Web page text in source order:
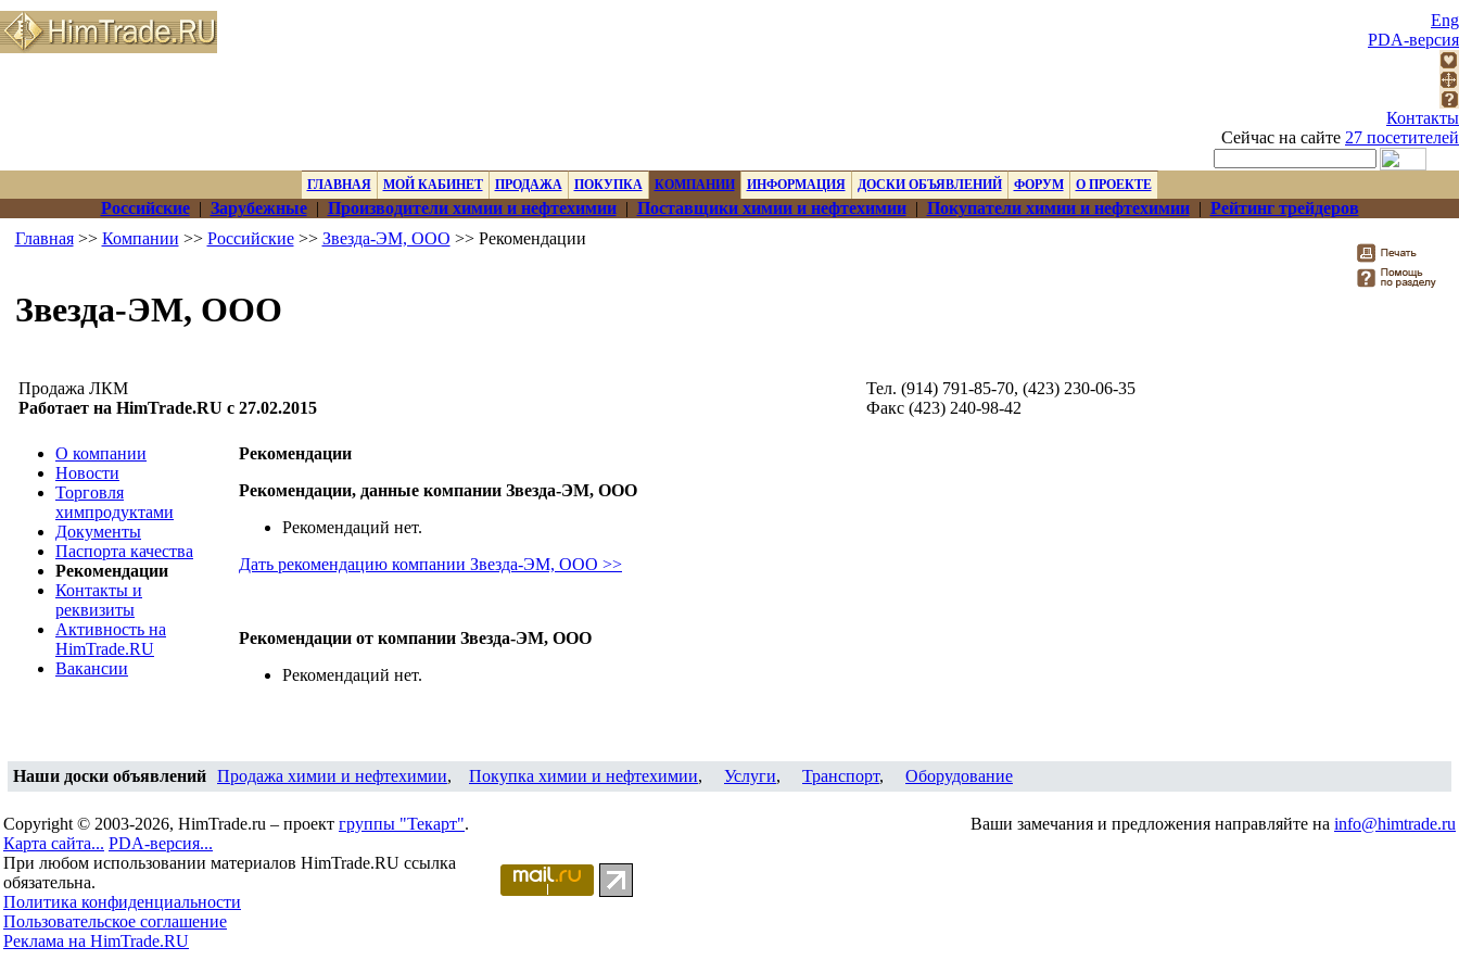
Eng
PDA-версия
Контакты
Сейчас на сайте 27 посетителей
ГЛАВНАЯ МОЙ КАБИНЕТ ПРОДАЖА ПОКУПКА КОМПАНИИ ИНФОРМАЦИЯ ДОСКИ ОБЪЯВЛЕНИЙ ФОРУМ О ПРОЕКТЕ
Российские| Зарубежные| Производители химии и нефтехимии| Поставщики химии и нефтехимии| Покупатели химии и нефтехимии| Рейтинг трейдеров
Главная>> Компании >> Российские>> Звезда-ЭМ, ООО >> Рекомендации
Звезда-ЭМ, ООО
Продажа ЛКМ
Работает на HimTrade.RU с 27.02.2015
Тел. (914) 791-85-70, (423) 230-06-35
Факс (423) 240-98-42
О компании
Новости
Торговля
химпродуктами
Документы
Паспорта качества
Рекомендации
Контакты и
реквизиты
Активность на
HimTrade.RU
Вакансии
Рекомендации
Рекомендации, данные компании Звезда-ЭМ, ООО
Рекомендаций нет.
Дать рекомендацию компании Звезда-ЭМ, ООО >>
Рекомендации от компании Звезда-ЭМ, ООО
Рекомендаций нет.
Наши доски объявлений Продажа химии и нефтехимии, Покупка химии и нефтехимии, Услуги, Транспорт, Оборудование
Copyright © 2003-2026, HimTrade.ru – проект группы "Текарт".
Карта сайта... PDA-версия...
При любом использовании материалов HimTrade.RU ссылка
обязательна.
Политика конфиденциальности
Пользовательское соглашение
Реклама на HimTrade.RU
Ваши замечания и предложения направляйте на info@himtrade.ru